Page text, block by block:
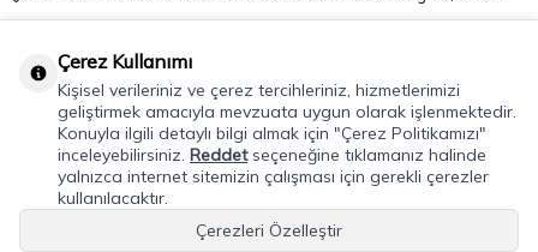
info@modacadiri.com
Çerez Kullanımı
Kişisel verileriniz ve çerez tercihleriniz, hizmetlerimizi
geliştirmek amacıyla mevzuata uygun olarak işlenmektedir.
Konuyla ilgili detaylı bilgi almak için "Çerez Politikamızı"
inceleyebilirsiniz. Reddetseçeneğine tıklamanız halinde
yalnızca internet sitemizin çalışması için gerekli çerezler
kullanılacaktır.
Çerezleri Özelleştir